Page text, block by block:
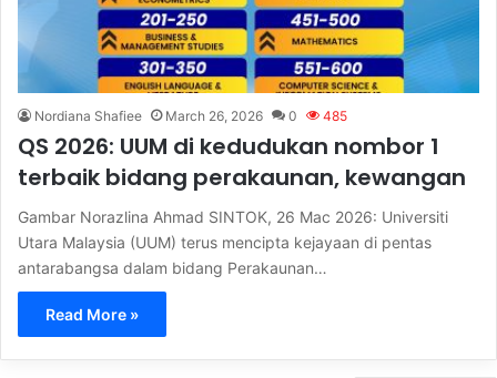
Nordiana Shafiee March 26, 2026 0 485
QS 2026: UUM di kedudukan nombor 1
terbaik bidang perakaunan, kewangan
Gambar Norazlina Ahmad SINTOK, 26 Mac 2026: Universiti
Utara Malaysia (UUM) terus mencipta kejayaan di pentas
antarabangsa dalam bidang Perakaunan…
Read More »